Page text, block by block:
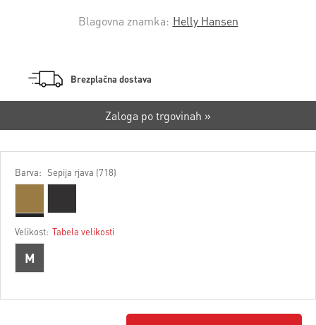
Blagovna znamka: Helly Hansen
Brezplačna dostava
Zaloga po trgovinah »
Barva: Sepija rjava (718)
Velikost: Tabela velikosti
M